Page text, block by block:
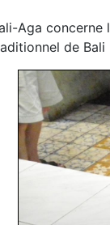
Aga
de